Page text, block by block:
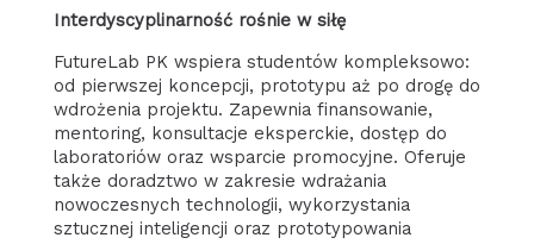
Interdyscyplinarność rośnie w siłę
FutureLab PK wspiera studentów kompleksowo:
od pierwszej koncepcji, prototypu aż po drogę do
wdrożenia projektu. Zapewnia finansowanie,
mentoring, konsultacje eksperckie, dostęp do
laboratoriów oraz wsparcie promocyjne. Oferuje
także doradztwo w zakresie wdrażania
nowoczesnych technologii, wykorzystania
sztucznej inteligencji oraz prototypowania